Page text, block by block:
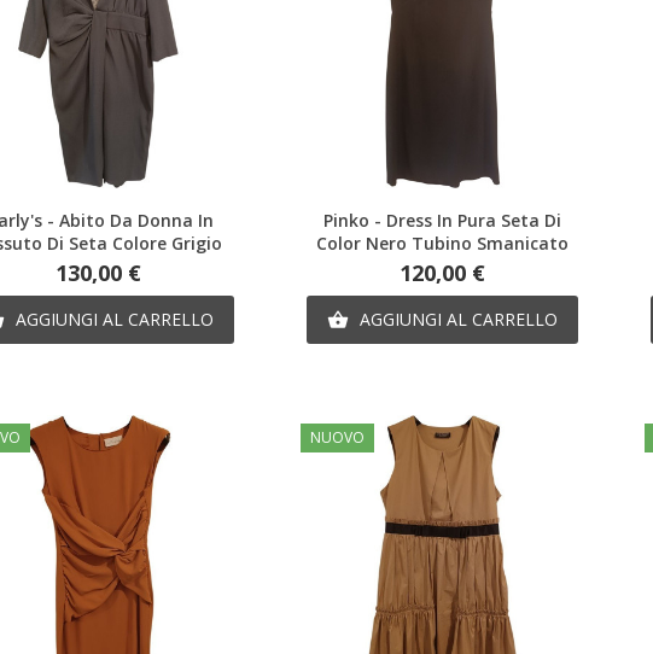
Anteprima
- Abito Da Donna In
Di Seta Colore Grigio
Prezzo
130,00 €
AGGIUNGI AL CARRELLO
Anteprima
Pinko - Dress In Pura Seta Di
Color Nero Tubino Smanicato
Prezzo
120,00 €
 AGGIUNGI AL CARRELLO
NUOVO